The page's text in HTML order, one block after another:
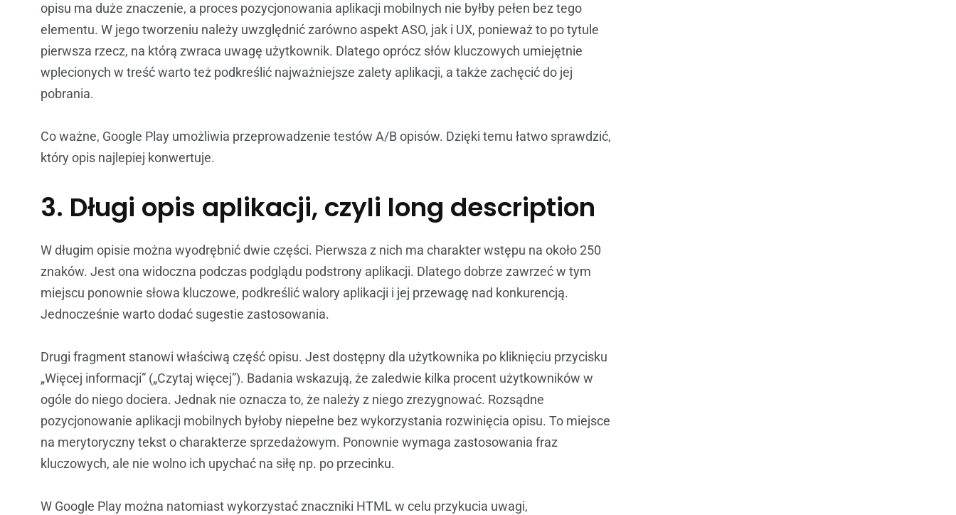
opisu ma duże znaczenie, a proces pozycjonowania aplikacji mobilnych nie byłby pełen bez tego
elementu. W jego tworzeniu należy uwzględnić zarówno aspekt ASO, jak i UX, ponieważ to po tytule
pierwsza rzecz, na którą zwraca uwagę użytkownik. Dlatego oprócz słów kluczowych umiejętnie
wplecionych w treść warto też podkreślić najważniejsze zalety aplikacji, a także zachęcić do jej
pobrania.
Co ważne, Google Play umożliwia przeprowadzenie testów A/B opisów. Dzięki temu łatwo sprawdzić,
który opis najlepiej konwertuje.
3. Długi opis aplikacji, czyli long description
W długim opisie można wyodrębnić dwie części. Pierwsza z nich ma charakter wstępu na około 250
znaków. Jest ona widoczna podczas podglądu podstrony aplikacji. Dlatego dobrze zawrzeć w tym
miejscu ponownie słowa kluczowe, podkreślić walory aplikacji i jej przewagę nad konkurencją.
Jednocześnie warto dodać sugestie zastosowania.
Drugi fragment stanowi właściwą część opisu. Jest dostępny dla użytkownika po kliknięciu przycisku
„Więcej informacji” („Czytaj więcej”). Badania wskazują, że zaledwie kilka procent użytkowników w
ogóle do niego dociera. Jednak nie oznacza to, że należy z niego zrezygnować. Rozsądne
pozycjonowanie aplikacji mobilnych byłoby niepełne bez wykorzystania rozwinięcia opisu. To miejsce
na merytoryczny tekst o charakterze sprzedażowym. Ponownie wymaga zastosowania fraz
kluczowych, ale nie wolno ich upychać na siłę np. po przecinku.
W Google Play można natomiast wykorzystać znaczniki HTML w celu przykucia uwagi,